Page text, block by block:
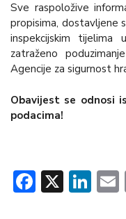
Sve raspoložive
propisima, dostavljene
inspekcijskim
zatraženo
Agencije za sigurnost
Obavijest se odnosi
podacima!
Facebook
X